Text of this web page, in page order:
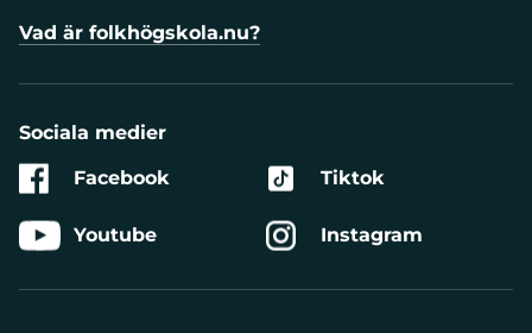
Vad är folkhögskola.nu?
Sociala medier
Facebook
Youtube
Tiktok
Instagram